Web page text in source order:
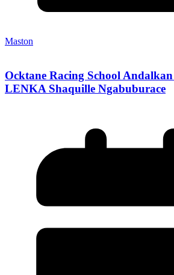
Maston
Ocktane Racing School
LENKA Shaquille Ngabuburace